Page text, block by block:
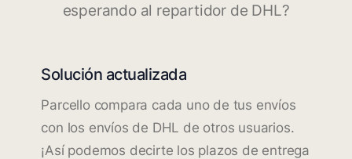
esperando al repartidor de DHL?
Solución actualizada
Parcello compara cada uno de tus envíos
con los envíos de DHL de otros usuarios.
¡Así podemos decirte los plazos de entrega